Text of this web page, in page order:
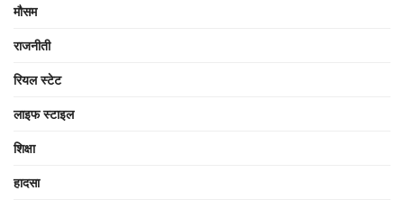
मौसम
राजनीती
रियल स्टेट
लाइफ स्टाइल
शिक्षा
हादसा